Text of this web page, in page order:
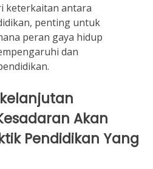
keterkaitan antara
penting untuk
peran gaya hidup
dan
Akan
Pendidikan Yang